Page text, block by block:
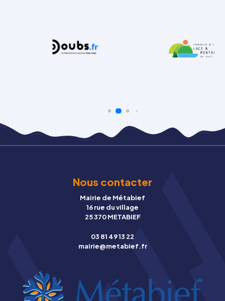
Nous contacter
Mairie de Métabief
16 rue du village
25 370 METABIEF
03 81 49 13 22
mairie@metabief.fr